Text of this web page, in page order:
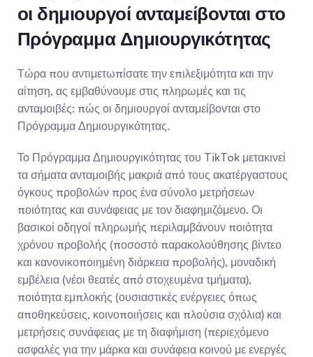
οι δημιουργοί ανταμείβονται στο
Πρόγραμμα Δημιουργικότητας
Τώρα που αντιμετωπίσατε την επιλεξιμότητα και την
αίτηση, ας εμβαθύνουμε στις πληρωμές και τις
ανταμοιβές: πώς οι δημιουργοί ανταμείβονται στο
Πρόγραμμα Δημιουργικότητας.
Το Πρόγραμμα Δημιουργικότητας του TikTok μετακινεί
τα σήματα ανταμοιβής μακριά από τους ακατέργαστους
όγκους προβολών προς ένα σύνολο μετρήσεων
ποιότητας και συνάφειας με τον διαφημιζόμενο. Οι
βασικοί οδηγοί πληρωμής περιλαμβάνουν ποιότητα
χρόνου προβολής (ποσοστό παρακολούθησης βίντεο
και κανονικοποιημένη διάρκεια προβολής), μοναδική
εμβέλεια (νέοι θεατές από στοχευμένα τμήματα),
ποιότητα εμπλοκής (ουσιαστικές ενέργειες όπως
αποθηκεύσεις, κοινοποιήσεις και πλούσια σχόλια) και
μετρήσεις συνάφειας με τη διαφήμιση (περιεχόμενο
ασφαλές για την μάρκα και συνάφεια κοινού με ενεργές